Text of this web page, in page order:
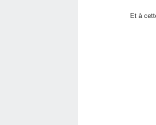
Et à